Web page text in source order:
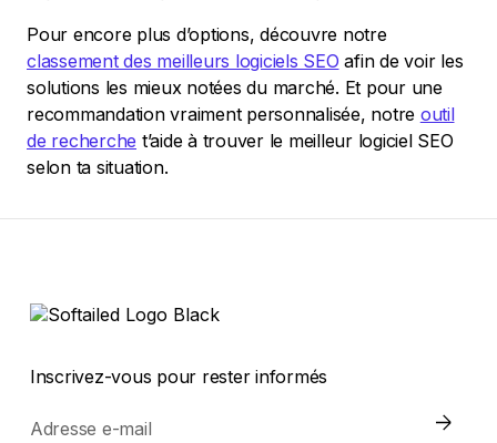
Pour encore plus d’options, découvre notre
classement des meilleurs logiciels SEO afin de voir les
solutions les mieux notées du marché. Et pour une
recommandation vraiment personnalisée, notre outil
de recherche t’aide à trouver le meilleur logiciel SEO
selon ta situation.
Inscrivez-vous pour rester informés
Adresse e-mail